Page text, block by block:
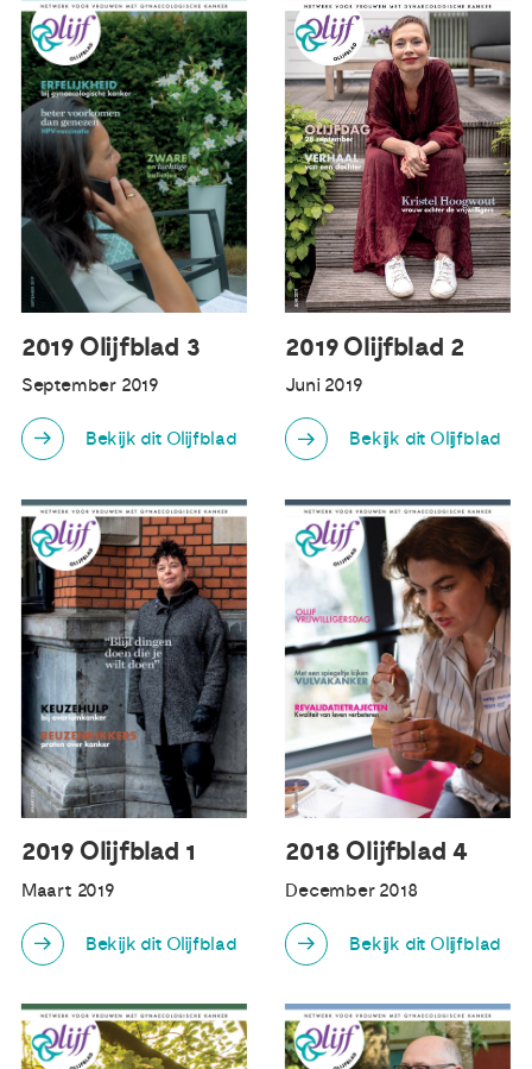
2019 Olijfblad 3
September 2019
Bekijk dit Olijfblad
2019 Olijfblad 2
Juni 2019
Bekijk dit Olijfblad
2019 Olijfblad 1
Maart 2019
Bekijk dit Olijfblad
2018 Olijfblad 4
December 2018
Bekijk dit Olijfblad